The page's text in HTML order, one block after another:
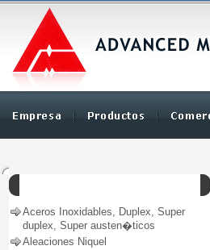
Aceros Inoxidables, Duplex, Super
duplex, Super austen�ticos
Aleaciones Niquel